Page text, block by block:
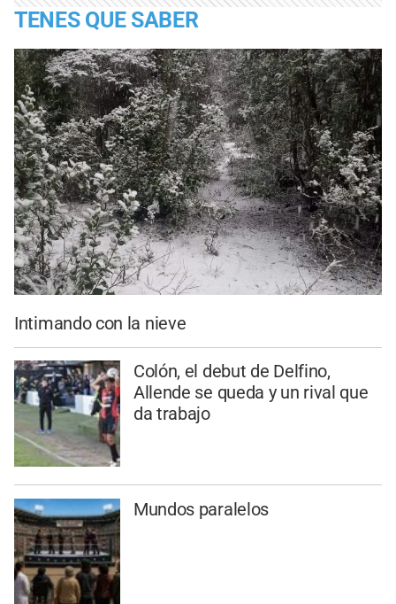
TENES QUE SABER
Intimando con la nieve
Colón, el debut de Delfino,
Allende se queda y un rival que
da trabajo
Mundos paralelos